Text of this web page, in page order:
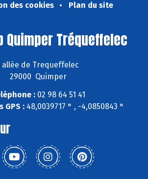
des cookies
Plan du site
Quimper Tréqueffelec
allée de Trequeffelec
29000 Quimper
:02 98 64 51 41
GPS :48,0039717 ° , -4,0850843 °